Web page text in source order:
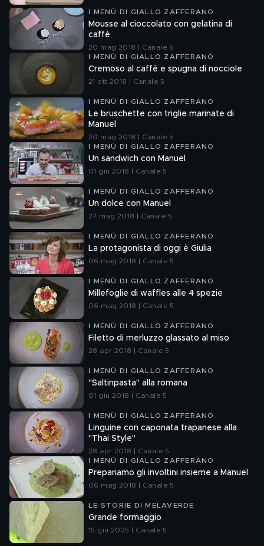
I MENÙ DI GIALLO ZAFFERANO
Mousse al cioccolato con gelatina di
caffè
20 mag 2018 | Canale 5
I MENÙ DI GIALLO ZAFFERANO
Cremoso al caffè e spugna di nocciole
21 ott 2018 | Canale 5
I MENÙ DI GIALLO ZAFFERANO
Le bruschette con triglie marinate di
Manuel
20 mag 2018 | Canale 5
I MENÙ DI GIALLO ZAFFERANO
Un sandwich con Manuel
01 giu 2018 | Canale 5
I MENÙ DI GIALLO ZAFFERANO
Un dolce con Manuel
27 mag 2018 | Canale 5
I MENÙ DI GIALLO ZAFFERANO
La protagonista di oggi è Giulia
06 mag 2018 | Canale 5
I MENÙ DI GIALLO ZAFFERANO
Millefoglie di waffles alle 4 spezie
06 mag 2018 | Canale 5
I MENÙ DI GIALLO ZAFFERANO
Filetto di merluzzo glassato al miso
28 apr 2018 | Canale 5
I MENÙ DI GIALLO ZAFFERANO
"Saltinpasta" alla romana
01 giu 2018 | Canale 5
I MENÙ DI GIALLO ZAFFERANO
Linguine con caponata trapanese alla
"Thai Style"
28 apr 2018 | Canale 5
I MENÙ DI GIALLO ZAFFERANO
Prepariamo gli involtini insieme a Manuel
06 mag 2018 | Canale 5
LE STORIE DI MELAVERDE
Grande formaggio
15 giu 2025 | Canale 5